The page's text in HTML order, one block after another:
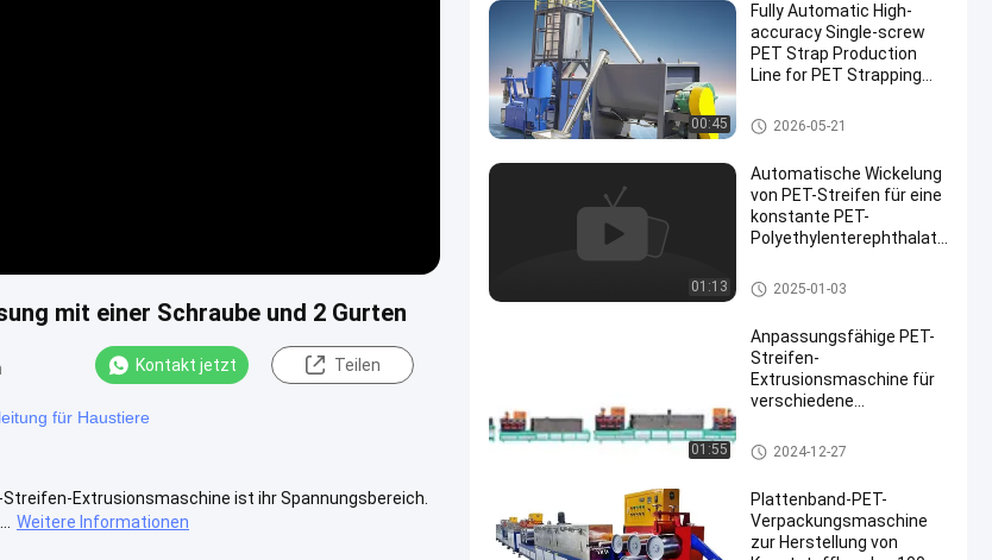
mit einer Schraube und 2 Gurten
Kontakt jetzt Teilen
für Haustiere
Extrusionsmaschine ist ihr Spannungsbereich.
Weitere Informationen
00:45
Fully Automatic High-
accuracy Single-screw
PET Strap Production
Line for PET Strapping
Produktionslinie für PET-Streif
en
2026-05-21
01:13
Automatische Wickelung
von PET-Streifen für eine
konstante PET-
Polyethylenterephthalat-
Produktionslinie für PET-Streif
en
2025-01-03
01:55
Anpassungsfähige PET-
Streifen-
Extrusionsmaschine für
verschiedene
dicken
Maschine zur Herstellung von
PET-Bändern
2024-12-27
Plattenband-PET-
Verpackungsmaschine
zur Herstellung von